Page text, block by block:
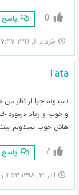
0 پاسخ
خرداد ۶, ۱۳۹۹ ۷:۴۷ ب.ظ
Tata
نمیدونم چرا از نظر
و خوب و زیاد درمورد
هاش خوب نمیدونم
7 پاسخ
آذر ۲۱, ۱۳۹۸ ۱:۵۳ ق.ظ